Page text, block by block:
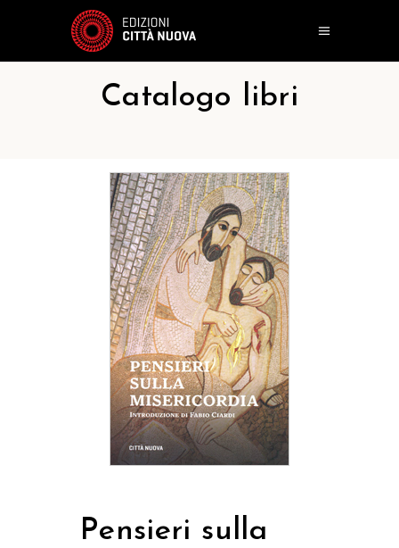
Catalogo libri
Pensieri sulla